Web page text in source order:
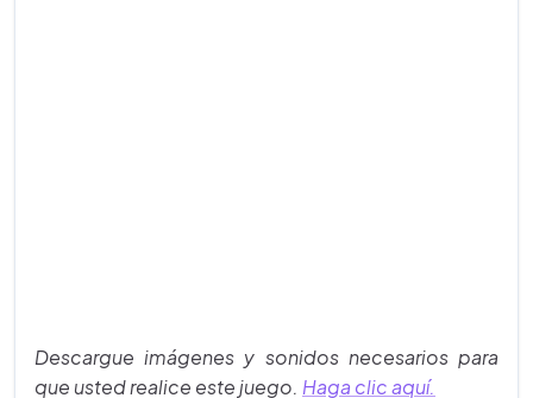
Descargue imágenes y sonidos necesarios para
que usted realice este juego. Haga clic aquí.